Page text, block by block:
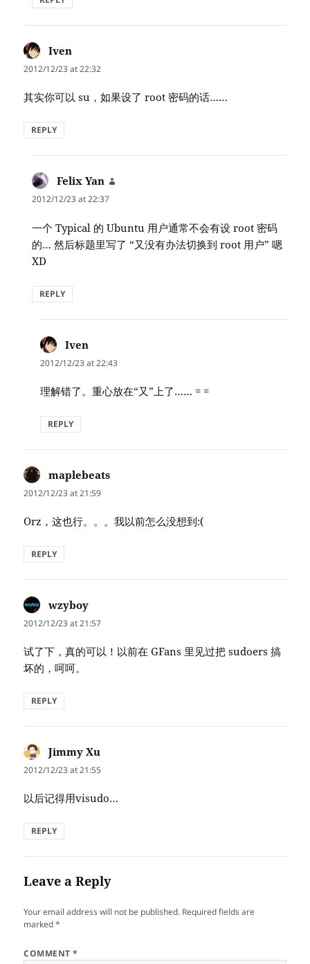
Iven
2012/12/23 at 22:32
其实你可以 su，如果设了 root 密码的话……
REPLY
Felix Yan
2012/12/23 at 22:37
一个 Typical 的 Ubuntu 用户通常不会有设 root 密码
的… 然后标题里写了 “又没有办法切换到 root 用户” 嗯
XD
REPLY
Iven
2012/12/23 at 22:43
理解错了。重心放在“又”上了…… = =
REPLY
maplebeats
2012/12/23 at 21:59
Orz，这也行。。。我以前怎么没想到:(
REPLY
wzyboy
2012/12/23 at 21:57
试了下，真的可以！以前在 GFans 里见过把 sudoers 搞
坏的，呵呵。
REPLY
Jimmy Xu
2012/12/23 at 21:55
以后记得用visudo…
REPLY
Leave a Reply
Your email address will not be published. Required fields are
marked*
COMMENT*